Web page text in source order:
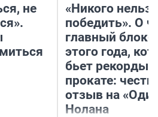
не
«Никого нельзя
победить». О
главный
этого года,
бьет рекорды в
прокате:
отзыв на
Нолана